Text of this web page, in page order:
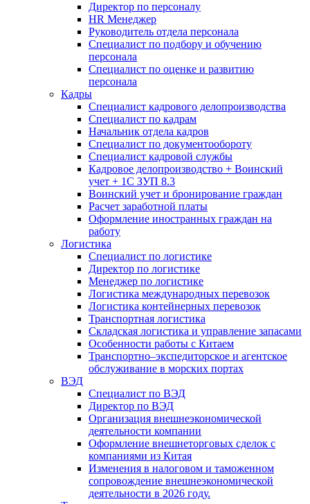
Директор по персоналу
HR Менеджер
Руководитель отдела персонала
Специалист по подбору и обучению
персонала
Специалист по оценке и развитию
персонала
Кадры
Специалист кадрового делопроизводства
Специалист по кадрам
Начальник отдела кадров
Специалист по документообороту
Специалист кадровой службы
Кадровое делопроизводство + Воинский
учет + 1С ЗУП 8.3
Воинский учет и бронирование граждан
Расчет заработной платы
Оформление иностранных граждан на
работу
Логистика
Специалист по логистике
Директор по логистике
Менеджер по логистике
Логистика международных перевозок
Логистика контейнерных перевозок
Транспортная логистика
Складская логистика и управление запасами
Особенности работы с Китаем
Транспортно–экспедиторское и агентское
обслуживание в морских портах
ВЭД
Специалист по ВЭД
Директор по ВЭД
Организация внешнеэкономической
деятельности компании
Оформление внешнеторговых сделок с
компаниями из Китая
Изменения в налоговом и таможенном
сопровождение внешнеэкономической
деятельности в 2026 году.